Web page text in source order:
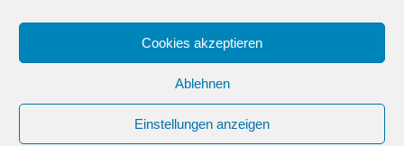
Cookies akzeptieren
Ablehnen
Einstellungen anzeigen
andColibri